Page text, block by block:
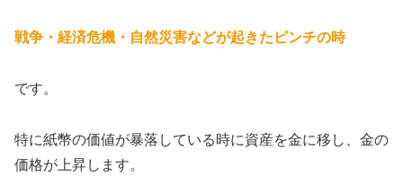
戦争・経済危機・自然災害などが起きたピンチの時
です。
特に紙幣の価値が暴落している時に資産を金に移し、金の
価格が上昇します。